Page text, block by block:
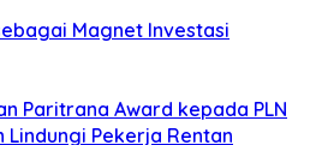
Magnet Investasi
Paritrana Award kepada PLN
Lindungi Pekerja Rentan